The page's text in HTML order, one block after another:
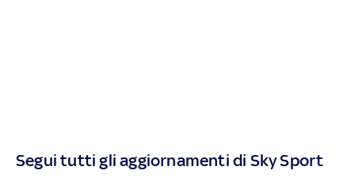
Segui tutti gli aggiornamenti di Sky Sport